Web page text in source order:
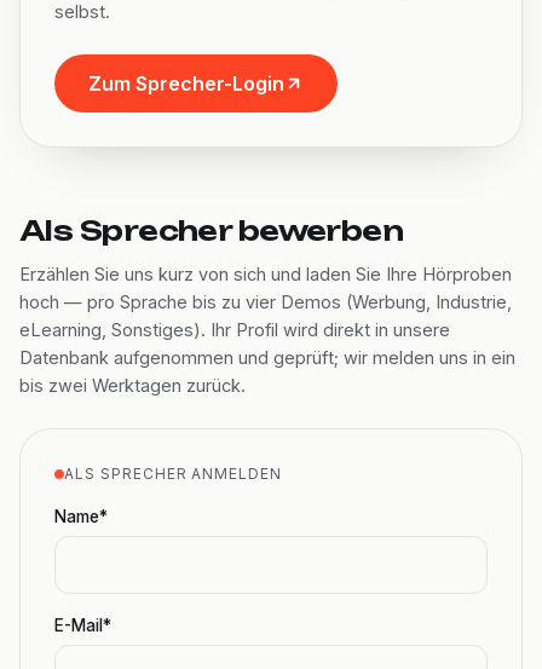
selbst.
Zum Sprecher-Login
Als Sprecher bewerben
Erzählen Sie uns kurz von sich und laden Sie Ihre Hörproben
hoch — pro Sprache bis zu vier Demos (Werbung, Industrie,
eLearning, Sonstiges). Ihr Profil wird direkt in unsere
Datenbank aufgenommen und geprüft; wir melden uns in ein
bis zwei Werktagen zurück.
ALS SPRECHER ANMELDEN
Name*
E-Mail*